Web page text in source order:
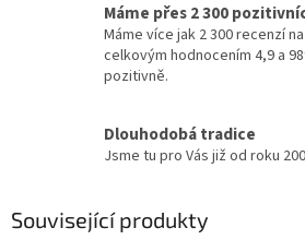
Máme přes 2 300
Máme více jak 2 300 recenzí
celkovým hodnocením 4,9 a
pozitivně.
Dlouhodobá tradice
Jsme tu pro Vás již od roku
Související produkty